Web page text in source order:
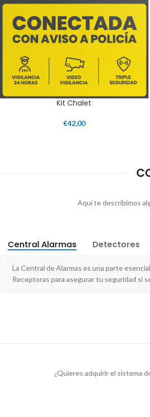
Kit Chalet
€42,00
Aquí te describimos
Central Alarmas Detectores
La Central de Alarmas es una parte
Receptoras para asegurar tu seguridad si
¿Quieres adquirir el sistema